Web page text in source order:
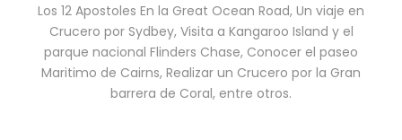
Los 12 Apostoles En la Great Ocean Road, Un viaje en
Crucero por Sydbey, Visita a Kangaroo Island y el
parque nacional Flinders Chase, Conocer el paseo
Maritimo de Cairns, Realizar un Crucero por la Gran
barrera de Coral, entre otros.